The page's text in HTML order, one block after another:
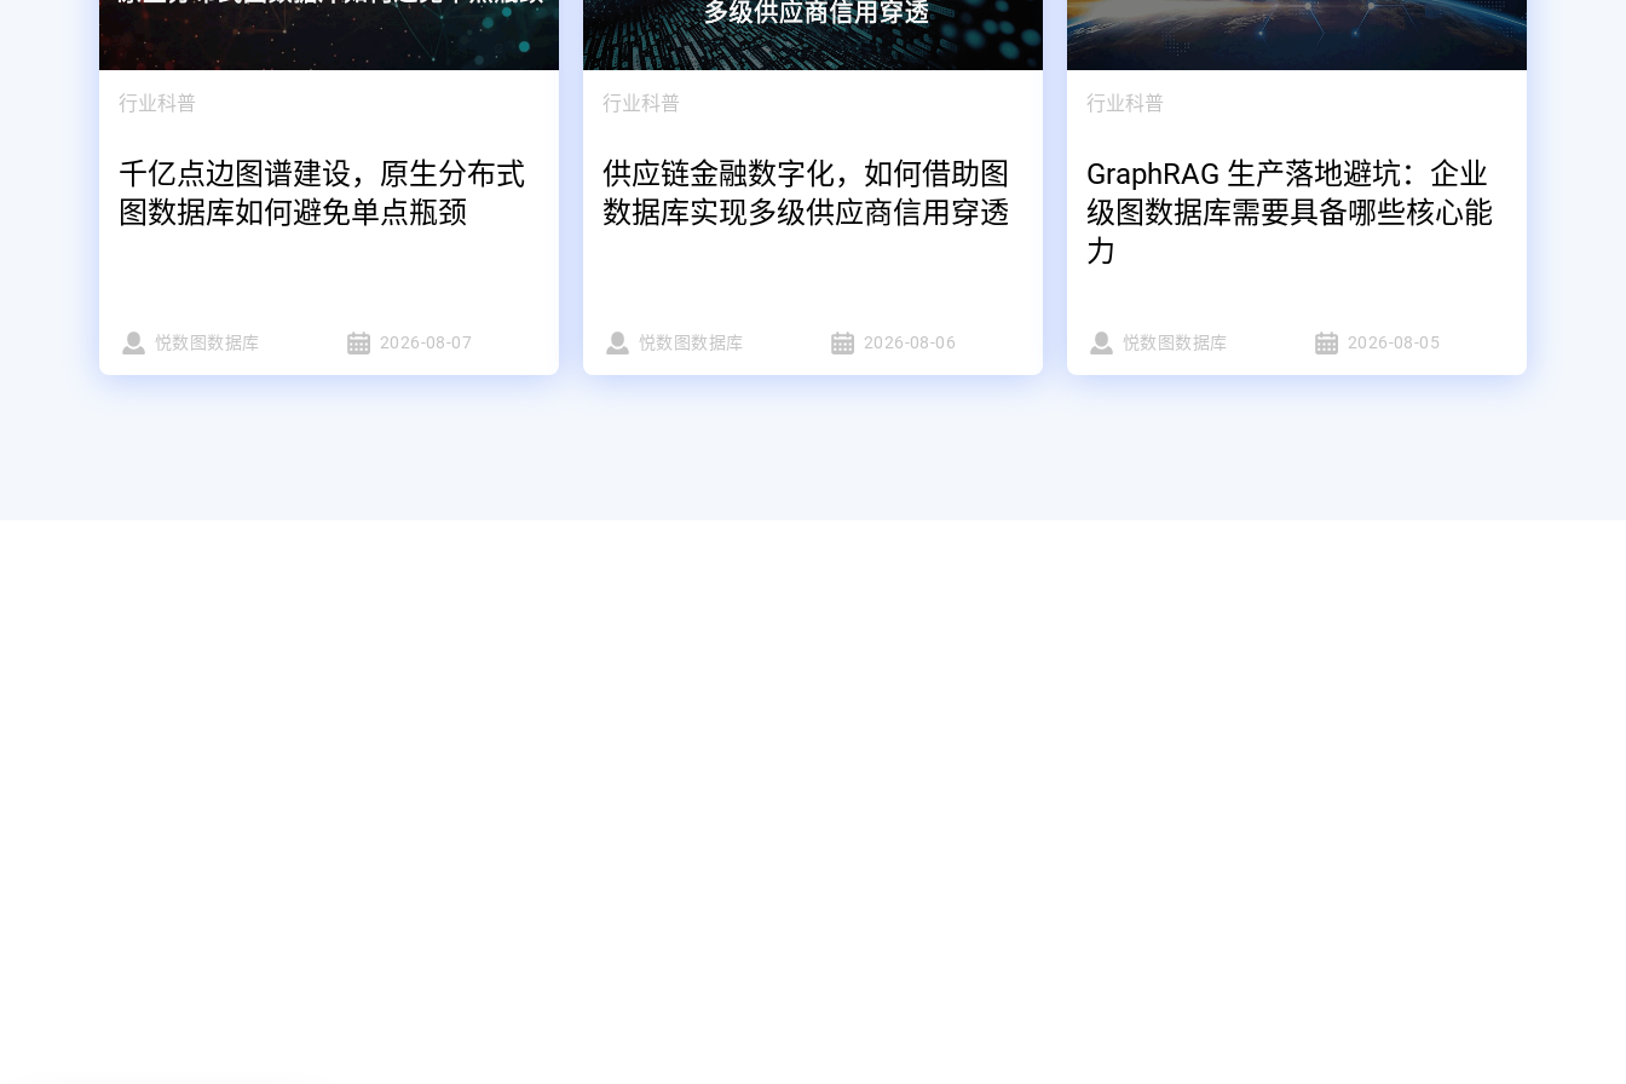
行业科普
千亿点边图谱建设，原生分布式
图数据库如何避免单点瓶颈
悦数图数据库 2026-08-07
行业科普
供应链金融数字化，如何借助图
数据库实现多级供应商信用穿透
悦数图数据库 2026-08-06
行业科普
GraphRAG 生产落地避坑：企业
级图数据库需要具备哪些核心能
力
悦数图数据库 2026-08-05